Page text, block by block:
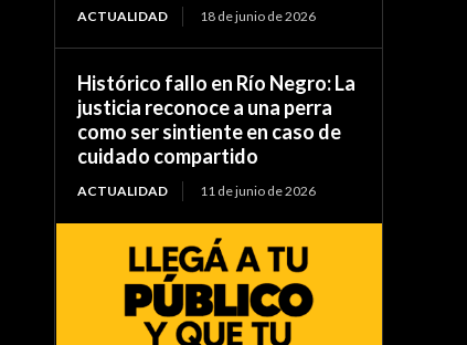
ACTUALIDAD 18 de junio de 2026
Histórico fallo en Río Negro: La
justicia reconoce a una perra
como ser sintiente en caso de
cuidado compartido
ACTUALIDAD 11 de junio de 2026